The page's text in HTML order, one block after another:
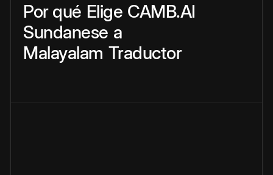
Por qué Elige CAMB.AI
Sundanese a
Malayalam Traductor